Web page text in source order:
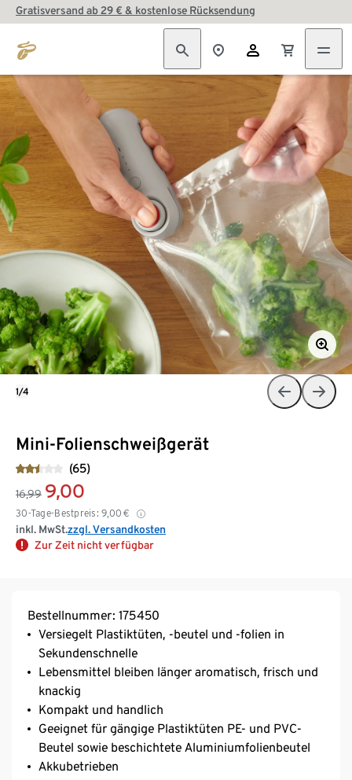
Gratisversand ab 29 € & kostenlose Rücksendung
Mini-Folienschweißgerät
(65)
16,99 9,00
30-Tage-Bestpreis: 9,00 €
inkl. MwSt.zzgl. Versandkosten
Zur Zeit nicht verfügbar
1/4
Bestellnummer: 175450
Versiegelt Plastiktüten, -beutel und -folien in
Sekundenschnelle
Lebensmittel bleiben länger aromatisch, frisch und
knackig
Kompakt und handlich
Geeignet für gängige Plastiktüten PE- und PVC-
Beutel sowie beschichtete Aluminiumfolienbeutel
Akkubetrieben